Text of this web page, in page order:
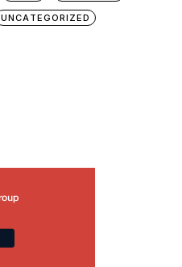
UNCATEGORIZED